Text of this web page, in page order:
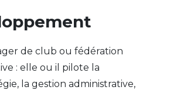
de club ou fédération
: elle ou il pilote la
la gestion administrative,